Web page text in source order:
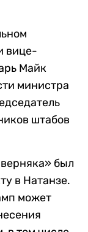
вице-
Майк
министра
штабов
был
в Натанзе.
может